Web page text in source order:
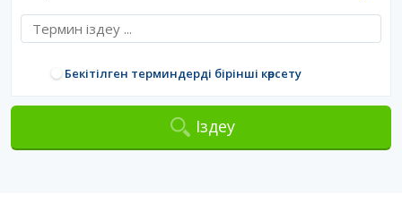
Бекітілген терминдерді бірінші көрсету
Іздеу